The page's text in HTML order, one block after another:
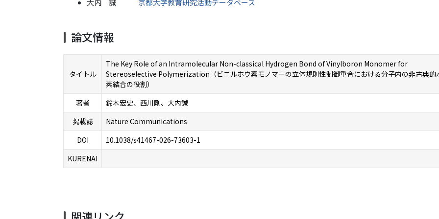
論文情報
タイトル
The Key Role of an Intramolecular Non-classical Hydrogen Bond of Vinylboron Monomer for
Stereoselective Polymerization（ビニルホウ素モノマーの立体規則性制御重合における分子内の非古典的
素結合の役割）
著者
鈴木宏史、西川剛、大内誠
掲載誌
Nature Communications
DOI
10.1038/s41467-026-73603-1
KURENAI
関連リンク